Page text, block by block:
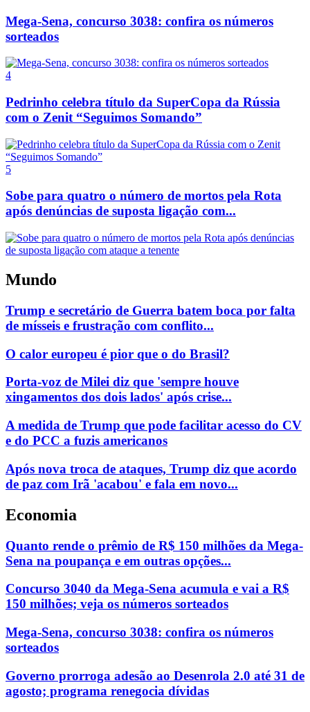
Mega-Sena, concurso 3038: confira os números
sorteados
4
Pedrinho celebra título da SuperCopa da Rússia
com o Zenit “Seguimos Somando”
5
Sobe para quatro o número de mortos pela Rota
após denúncias de suposta ligação com...
Mundo
Trump e secretário de Guerra batem boca por falta
de mísseis e frustração com conflito...
O calor europeu é pior que o do Brasil?
Porta-voz de Milei diz que 'sempre houve
xingamentos dos dois lados' após crise...
A medida de Trump que pode facilitar acesso do CV
e do PCC a fuzis americanos
Após nova troca de ataques, Trump diz que acordo
de paz com Irã 'acabou' e fala em novo...
Economia
Quanto rende o prêmio de R$ 150 milhões da Mega-
Sena na poupança e em outras opções...
Concurso 3040 da Mega-Sena acumula e vai a R$
150 milhões; veja os números sorteados
Mega-Sena, concurso 3038: confira os números
sorteados
Governo prorroga adesão ao Desenrola 2.0 até 31 de
agosto; programa renegocia dívidas